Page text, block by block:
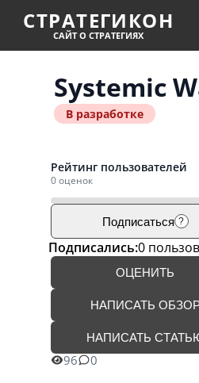
СТРАТЕГИКОН
САЙТ О СТРАТЕГИЯХ
Systemic
В разработке
Рейтинг пользователей
0 оценок
Подписаться ?
Подписались:0
ОЦЕНИТЬ
НАПИСАТЬ
НАПИСАТЬ
96 0